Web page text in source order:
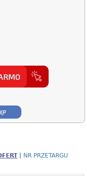
NR PRZETARGU